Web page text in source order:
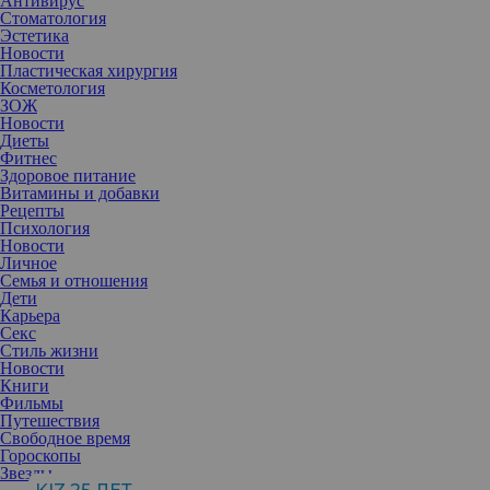
Стоматология
Эстетика
Новости
Пластическая хирургия
Косметология
ЗОЖ
Новости
Диеты
Фитнес
Здоровое питание
Витамины и добавки
Рецепты
Психология
Новости
Личное
Семья и отношения
Дети
Карьера
Секс
Стиль жизни
Новости
Книги
Фильмы
Путешествия
Свободное время
Гороскопы
Звезды
Любой этап ухода за кожей должен приносить удовольствие и
удовлетворенность результатом. Такой эффект дают новинки из
нашего обзора. Знакомьтесь!
Приятные моменты